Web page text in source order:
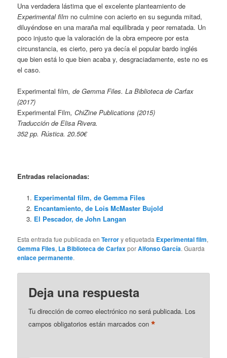
Una verdadera lástima que el excelente planteamiento de
Experimental film no culmine con acierto en su segunda mitad,
diluyéndose en una maraña mal equilibrada y peor rematada. Un
poco injusto que la valoración de la obra empeore por esta
circunstancia, es cierto, pero ya decía el popular bardo inglés
que bien está lo que bien acaba y, desgraciadamente, este no es
el caso.
Experimental film, de Gemma Files. La Biblioteca de Carfax
(2017)
Experimental Film, ChiZine Publications (2015)
Traducción de Elisa Rivera.
352 pp. Rústica. 20.50€
Entradas relacionadas:
Experimental film, de Gemma Files
Encantamiento, de Lois McMaster Bujold
El Pescador, de John Langan
Esta entrada fue publicada enTerrory etiquetada Experimental film,
Gemma Files, La Biblioteca de CarfaxporAlfonso García. Guarda
enlace permanente.
Deja una respuesta
Tu dirección de correo electrónico no será publicada. Los
campos obligatorios están marcados con*